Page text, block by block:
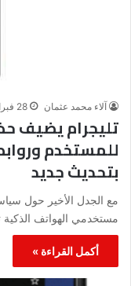
آلاء محمد عثمان 28 فبراير، 2021
تليجرام يضيف
للمستخدم
بتحديث جديد
مع الجدل الأخير حول
مستخدمي الهواتف
أكمل القراءة »